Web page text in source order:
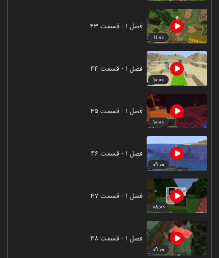
۱۱:۰۰
فصل ۱ - قسمت ۴۳
۱۰:۰۰
فصل ۱ - قسمت ۴۴
۱۰:۰۰
فصل ۱ - قسمت ۴۵
۰۹:۰۰
فصل ۱ - قسمت ۴۶
۰۸:۰۰
فصل ۱ - قسمت ۴۷
۰۹:۰۰
فصل ۱ - قسمت ۴۸